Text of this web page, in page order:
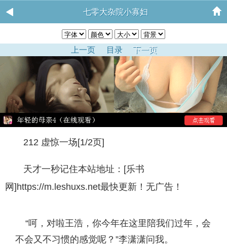
七零大杂院小寡妇
上一页 目录 下一页
212 虚惊一场[1/2页]
天才一秒记住本站地址：[乐书
网]https://m.leshuxs.net最快更新！无广告！
“呵，对啦王浩，你今年在这里陪我们过年，会
不会又不习惯的感觉呢？”李潇潇问我。